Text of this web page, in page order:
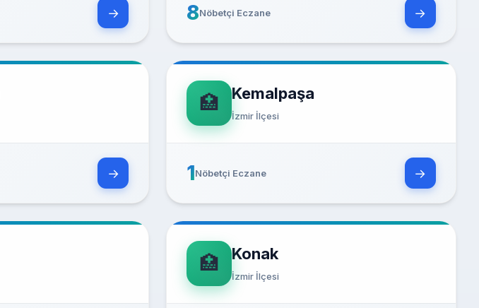
→ 8Nöbetçi Eczane →
→
🏥 Kemalpaşa
İzmir İlçesi
1Nöbetçi Eczane →
🏥 Konak
İzmir İlçesi